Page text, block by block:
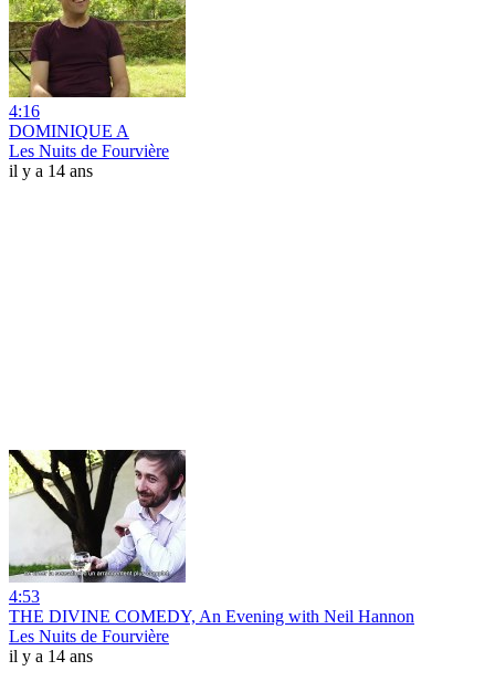
4:16
DOMINIQUE A
Les Nuits de Fourvière
il y a 14 ans
4:53
THE DIVINE COMEDY, An Evening with Neil Hannon
Les Nuits de Fourvière
il y a 14 ans